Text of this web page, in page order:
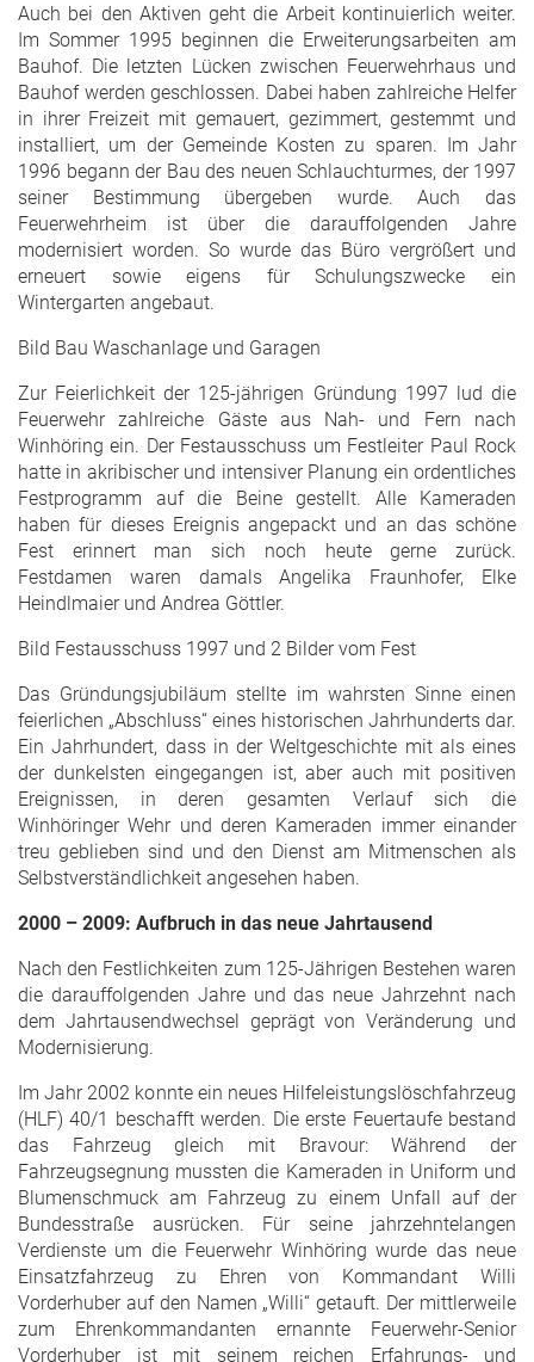
Auch bei den Aktiven geht die Arbeit kontinuierlich weiter.
Im Sommer 1995 beginnen die Erweiterungsarbeiten am
Bauhof. Die letzten Lücken zwischen Feuerwehrhaus und
Bauhof werden geschlossen. Dabei haben zahlreiche Helfer
in ihrer Freizeit mit gemauert, gezimmert, gestemmt und
installiert, um der Gemeinde Kosten zu sparen. Im Jahr
1996 begann der Bau des neuen Schlauchturmes, der 1997
seiner Bestimmung übergeben wurde. Auch das
Feuerwehrheim ist über die darauffolgenden Jahre
modernisiert worden. So wurde das Büro vergrößert und
erneuert sowie eigens für Schulungszwecke ein
Wintergarten angebaut.
Bild Bau Waschanlage und Garagen
Zur Feierlichkeit der 125-jährigen Gründung 1997 lud die
Feuerwehr zahlreiche Gäste aus Nah- und Fern nach
Winhöring ein. Der Festausschuss um Festleiter Paul Rock
hatte in akribischer und intensiver Planung ein ordentliches
Festprogramm auf die Beine gestellt. Alle Kameraden
haben für dieses Ereignis angepackt und an das schöne
Fest erinnert man sich noch heute gerne zurück.
Festdamen waren damals Angelika Fraunhofer, Elke
Heindlmaier und Andrea Göttler.
Bild Festausschuss 1997 und 2 Bilder vom Fest
Das Gründungsjubiläum stellte im wahrsten Sinne einen
feierlichen „Abschluss“ eines historischen Jahrhunderts dar.
Ein Jahrhundert, dass in der Weltgeschichte mit als eines
der dunkelsten eingegangen ist, aber auch mit positiven
Ereignissen, in deren gesamten Verlauf sich die
Winhöringer Wehr und deren Kameraden immer einander
treu geblieben sind und den Dienst am Mitmenschen als
Selbstverständlichkeit angesehen haben.
2000 – 2009: Aufbruch in das neue Jahrtausend
Nach den Festlichkeiten zum 125-Jährigen Bestehen waren
die darauffolgenden Jahre und das neue Jahrzehnt nach
dem Jahrtausendwechsel geprägt von Veränderung und
Modernisierung.
Im Jahr 2002 konnte ein neues Hilfeleistungslöschfahrzeug
(HLF) 40/1 beschafft werden. Die erste Feuertaufe bestand
das Fahrzeug gleich mit Bravour: Während der
Fahrzeugsegnung mussten die Kameraden in Uniform und
Blumenschmuck am Fahrzeug zu einem Unfall auf der
Bundesstraße ausrücken. Für seine jahrzehntelangen
Verdienste um die Feuerwehr Winhöring wurde das neue
Einsatzfahrzeug zu Ehren von Kommandant Willi
Vorderhuber auf den Namen „Willi“ getauft. Der mittlerweile
zum Ehrenkommandanten ernannte Feuerwehr-Senior
Vorderhuber ist mit seinem reichen Erfahrungs- und